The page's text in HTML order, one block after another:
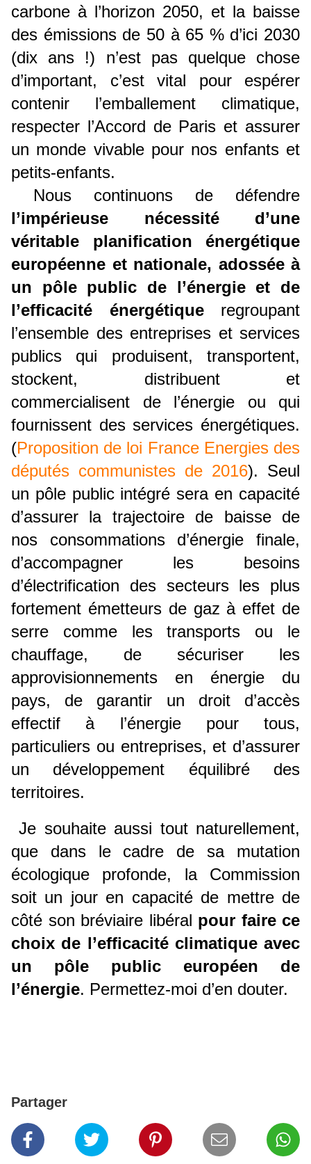
carbone à l’horizon 2050, et la baisse
des émissions de 50 à 65 % d’ici 2030
(dix ans !) n’est pas quelque chose
d’important, c’est vital pour espérer
contenir l’emballement climatique,
respecter l’Accord de Paris et assurer
un monde vivable pour nos enfants et
petits-enfants.
Nous continuons de défendre
l’impérieuse nécessité d’une
véritable planification énergétique
européenne et nationale, adossée à
un pôle public de l’énergie et de
l’efficacité énergétiqueregroupant
l’ensemble des entreprises et services
publics qui produisent, transportent,
stockent, distribuent et
commercialisent de l’énergie ou qui
fournissent des services énergétiques.
(Proposition de loi France Energies des
députés communistes de 2016). Seul
un pôle public intégré sera en capacité
d’assurer la trajectoire de baisse de
nos consommations d’énergie finale,
d’accompagner les besoins
d’électrification des secteurs les plus
fortement émetteurs de gaz à effet de
serre comme les transports ou le
chauffage, de sécuriser les
approvisionnements en énergie du
pays, de garantir un droit d’accès
effectif à l’énergie pour tous,
particuliers ou entreprises, et d’assurer
un développement équilibré des
territoires.
Je souhaite aussi tout naturellement,
que dans le cadre de sa mutation
écologique profonde, la Commission
soit un jour en capacité de mettre de
côté son bréviaire libéral pour faire ce
choix de l’efficacité climatique avec
un pôle public européen de
l’énergie. Permettez-moi d’en douter.
Partager